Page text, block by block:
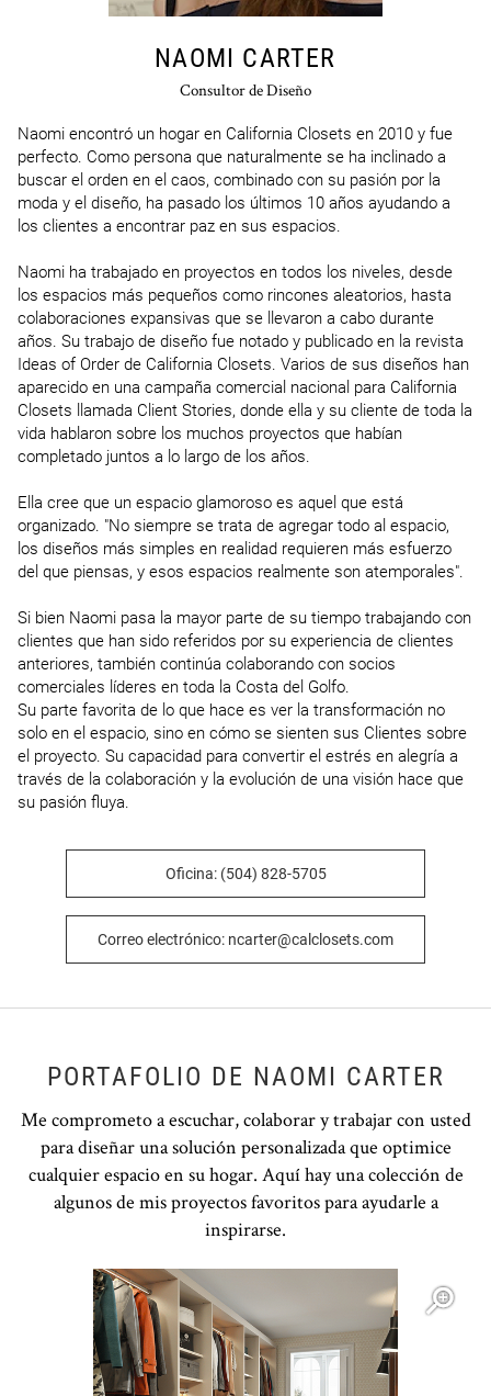
NAOMI CARTER
Consultor de Diseño
Naomi encontró un hogar en California Closets en 2010 y fue
perfecto. Como persona que naturalmente se ha inclinado a
buscar el orden en el caos, combinado con su pasión por la
moda y el diseño, ha pasado los últimos 10 años ayudando a
los clientes a encontrar paz en sus espacios.
Naomi ha trabajado en proyectos en todos los niveles, desde
los espacios más pequeños como rincones aleatorios, hasta
colaboraciones expansivas que se llevaron a cabo durante
años. Su trabajo de diseño fue notado y publicado en la revista
Ideas of Order de California Closets. Varios de sus diseños han
aparecido en una campaña comercial nacional para California
Closets llamada Client Stories, donde ella y su cliente de toda la
vida hablaron sobre los muchos proyectos que habían
completado juntos a lo largo de los años.
Ella cree que un espacio glamoroso es aquel que está
organizado. "No siempre se trata de agregar todo al espacio,
los diseños más simples en realidad requieren más esfuerzo
del que piensas, y esos espacios realmente son atemporales".
Si bien Naomi pasa la mayor parte de su tiempo trabajando con
clientes que han sido referidos por su experiencia de clientes
anteriores, también continúa colaborando con socios
comerciales líderes en toda la Costa del Golfo.
Su parte favorita de lo que hace es ver la transformación no
solo en el espacio, sino en cómo se sienten sus Clientes sobre
el proyecto. Su capacidad para convertir el estrés en alegría a
través de la colaboración y la evolución de una visión hace que
su pasión fluya.
Oficina: (504) 828-5705
Correo electrónico: ncarter@calclosets.com
PORTAFOLIO DE NAOMI CARTER
Me comprometo a escuchar, colaborar y trabajar con usted
para diseñar una solución personalizada que optimice
cualquier espacio en su hogar. Aquí hay una colección de
algunos de mis proyectos favoritos para ayudarle a
inspirarse.
Open item modal